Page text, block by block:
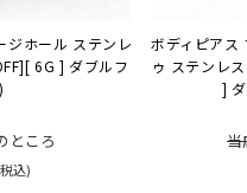
ジホール ステンレ
6G ] ダブルフ
ところ
込)
ボディピアス
ゥ ステンレ
]
当